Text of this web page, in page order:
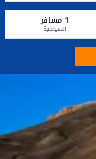
1 مسافر
السياحية